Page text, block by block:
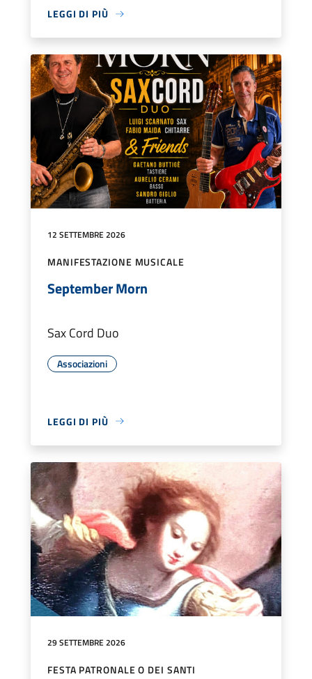
LEGGI DI PIÙ
12 SETTEMBRE 2026
MANIFESTAZIONE MUSICALE
September Morn
Sax Cord Duo
Associazioni
LEGGI DI PIÙ
29 SETTEMBRE 2026
FESTA PATRONALE O DEI SANTI